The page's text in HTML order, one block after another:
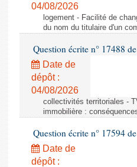
Comptes rendus des débats
04/08/2026
logement - Facilité de
du nom du titulaire d'un
Question écrite n° 17488
Date de
dépôt :
04/08/2026
collectivités territoriales -
immobilière :
Question écrite n° 17594
Date de
dépôt :